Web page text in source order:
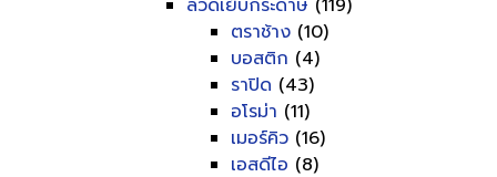
ลวดเย็บกระดาษ (119)
ตราช้าง (10)
บอสติก (4)
ราปิด (43)
อโรม่า (11)
เมอร์คิว (16)
เอสดีไอ (8)